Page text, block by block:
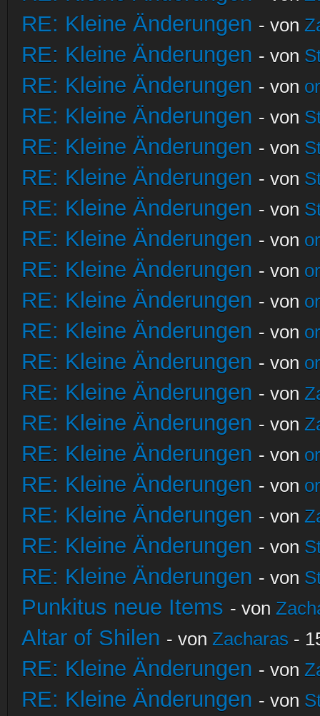
RE: Kleine Änderungen - von
RE: Kleine Änderungen - von
RE: Kleine Änderungen - von
RE: Kleine Änderungen - von
RE: Kleine Änderungen - von
RE: Kleine Änderungen - von
RE: Kleine Änderungen - von
RE: Kleine Änderungen - von
RE: Kleine Änderungen - von
RE: Kleine Änderungen - von
RE: Kleine Änderungen - von
RE: Kleine Änderungen - von
RE: Kleine Änderungen - von
RE: Kleine Änderungen - von
RE: Kleine Änderungen - von
RE: Kleine Änderungen - von
RE: Kleine Änderungen - von
RE: Kleine Änderungen - von
RE: Kleine Änderungen - von
Punkitus neue Items - von
Altar of Shilen - von Zacharas -
RE: Kleine Änderungen - von
RE: Kleine Änderungen - von